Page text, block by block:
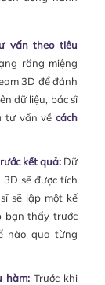
vấn theo tiêu
răng miệng
3D để đánh
dữ liệu, bác sĩ
tư vấn về cách
kết quả:Dữ
sẽ được tích
sẽ lập một kế
bạn thấy trước
nào qua từng
hàm: Trước khi